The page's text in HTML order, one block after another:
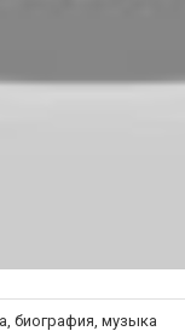
биография, музыка